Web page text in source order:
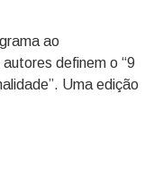
ao
definem o “9
Uma edição